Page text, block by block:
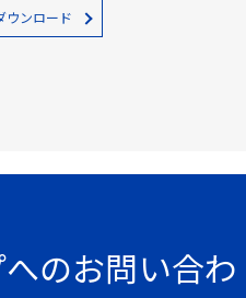
ウンロード
のお問い合わ